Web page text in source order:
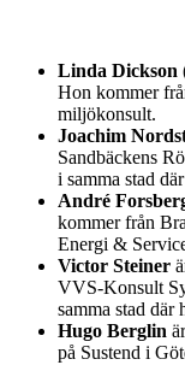
Linda Dickson
Hon kommer
miljökonsult.
Joachim
Sandbäckens
i samma stad
André
kommer från
Energi &
Victor Steiner
VVS-Konsult
samma stad där
Hugo Berglin
på Sustend i